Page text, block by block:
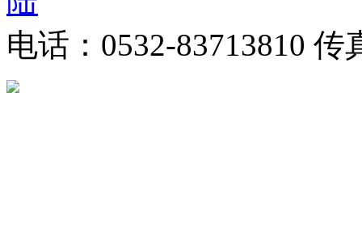
电话：0532-83713810